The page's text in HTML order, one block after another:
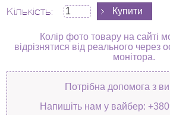
Кількість:
Колір фото товару на сайті
відрізнятися від реального через
монітора.
Потрібна допомога з
Напишіть нам у вайбер: